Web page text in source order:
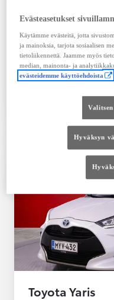
38 900,00 €
495,30 € / kk
Tutustu autoon
Vertaile
Toyota Yaris
Evästeasetukset
Käytämme evästeitä, jotta
ja mainoksia, tarjota sosiaalisen
tietoliikennettä. Jaamme myös
median, mainonta- ja
evästeidemme käyttöehdoista
Hyväksyn